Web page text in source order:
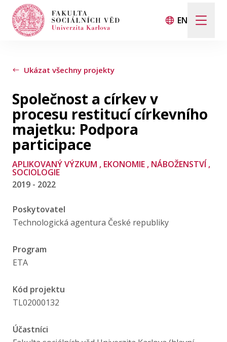
EN
Hledat
Když jsou k dispozici výsledky z našeptávače,
Události
Projekty
Ocenění
Publikace
Lidé
Kontakt
FSV UK
Ukázat všechny projekty
Společnost a církev v
procesu restitucí církevního
majetku: Podpora
participace
APLIKOVANÝ VÝZKUM , EKONOMIE , NÁBOŽENSTVÍ ,
SOCIOLOGIE
2019 - 2022
Poskytovatel
Technologická agentura České republiky
Program
ETA
Kód projektu
TL02000132
Účastníci